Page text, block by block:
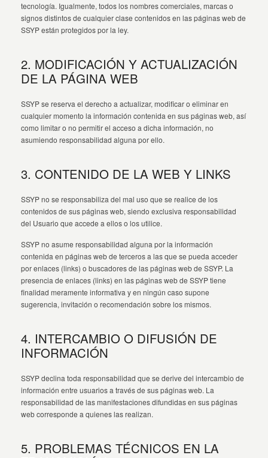
tecnología. Igualmente, todos los nombres comerciales, marcas o
signos distintos de cualquier clase contenidos en las páginas web de
SSYP están protegidos por la ley.
2. MODIFICACIÓN Y ACTUALIZACIÓN
DE LA PÁGINA WEB
SSYP se reserva el derecho a actualizar, modificar o eliminar en
cualquier momento la información contenida en sus páginas web, así
como limitar o no permitir el acceso a dicha información, no
asumiendo responsabilidad alguna por ello.
3. CONTENIDO DE LA WEB Y LINKS
SSYP no se responsabiliza del mal uso que se realice de los
contenidos de sus páginas web, siendo exclusiva responsabilidad
del Usuario que accede a ellos o los utilice.
SSYP no asume responsabilidad alguna por la información
contenida en páginas web de terceros a las que se pueda acceder
por enlaces (links) o buscadores de las páginas web de SSYP. La
presencia de enlaces (links) en las páginas web de SSYP tiene
finalidad meramente informativa y en ningún caso supone
sugerencia, invitación o recomendación sobre los mismos.
4. INTERCAMBIO O DIFUSIÓN DE
INFORMACIÓN
SSYP declina toda responsabilidad que se derive del intercambio de
información entre usuarios a través de sus páginas web. La
responsabilidad de las manifestaciones difundidas en sus páginas
web corresponde a quienes las realizan.
5. PROBLEMAS TÉCNICOS EN LA